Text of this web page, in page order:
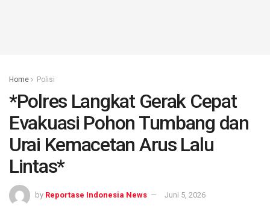
Home Polisi
*Polres Langkat Gerak Cepat
Evakuasi Pohon Tumbang dan
Urai Kemacetan Arus Lalu
Lintas*
by Reportase Indonesia News Juni 5, 2026